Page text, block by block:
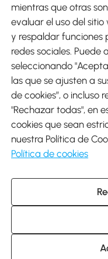
Envíos
Descargar Aosom
931 29 45
C/ Roc Gros, nº 15.
© 2014-2026 SPANISH
mientras que otras
evaluar el uso del
y respaldar funciones
redes sociales.
seleccionando
las que se ajusten a
de cookies”, o incluso
"Rechazar todas", en
cookies que sean
nuestra Política de
Política de cookies